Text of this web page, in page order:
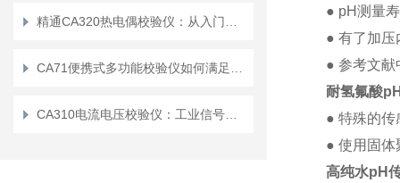
● pH测量
● 有了加压
● 参考文献
耐氢氟酸
● 特殊的传
● 使用固体
高纯水pH